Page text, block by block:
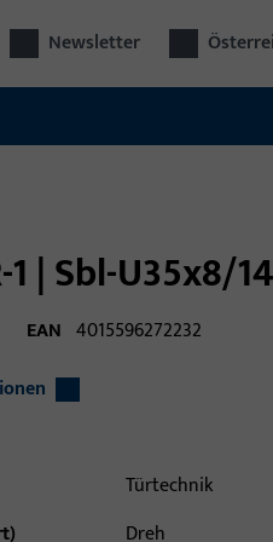
Newsletter
1 | Sbl-U35x8/
EAN 4015596272232
Türtechnik
Dreh